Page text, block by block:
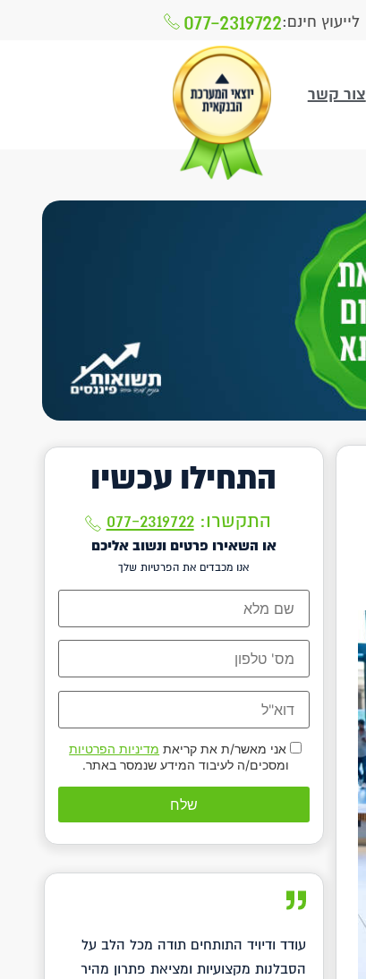
לייעוץ חינם:077-2319722
צור קשר
התחילו עכשיו
התקשרו:077-2319722
או השאירו פרטים ונשוב אליכם
אנו מכבדים את הפרטיות שלך
אני מאשר/ת את קריאת מדיניות הפרטיות
ומסכים/ה לעיבוד המידע שנמסר באתר.
עודד ודיויד התותחים תודה מכל הלב על
הסבלנות מקצועיות ומציאת פתרון מהיר